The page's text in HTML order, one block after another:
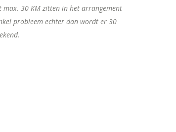
max. 30 KM zitten in het arrangement
probleem echter dan wordt er 30